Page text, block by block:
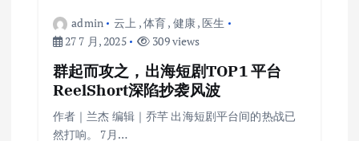
admin 云上 ,体育, 健康, 医生
27 7 月, 2025
309 views
群起而攻之，出海短剧TOP1 平台
ReelShort深陷抄袭风波
作者｜兰杰 编辑｜乔芊 出海短剧平台间的热战已
然打响。 7月…